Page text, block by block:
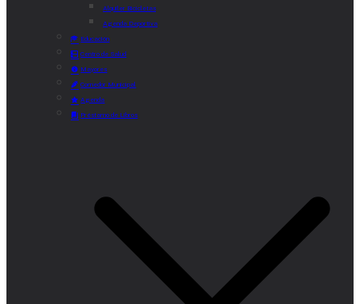
Alquiler Bicicletas
Agenda Deportiva
Educación
Centro de Salud
Mayores
Comedor Municipal
Agenda
Préstamo de Libros